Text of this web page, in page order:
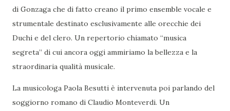
di Gonzaga che di fatto creano il primo ensemble vocale e
strumentale destinato esclusivamente alle orecchie dei
Duchi e del clero. Un repertorio chiamato “musica
segreta” di cui ancora oggi ammiriamo la bellezza e la
straordinaria qualità musicale.
La musicologa Paola Besutti è intervenuta poi parlando del
soggiorno romano di Claudio Monteverdi. Un